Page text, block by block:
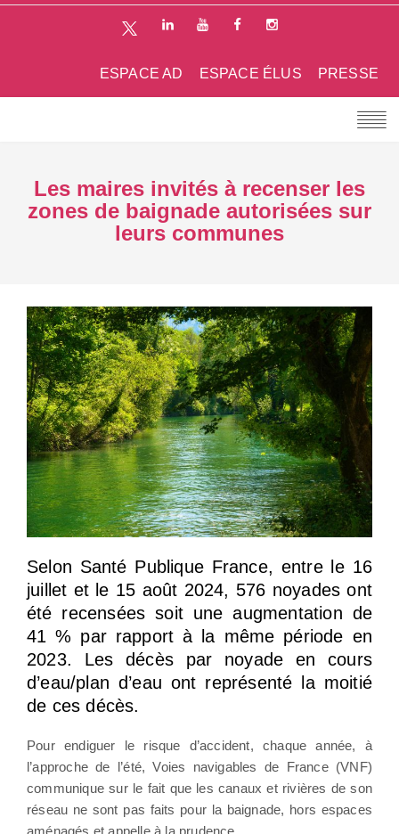
PRESSE
ESPACE ÉLUS
ESPACE AD
Les maires invités à recenser les
zones de baignade autorisées sur
leurs communes
Selon Santé Publique France, entre le 16
juillet et le 15 août 2024, 576 noyades ont
été recensées soit une augmentation de
41 % par rapport à la même période en
2023. Les décès par noyade en cours
d’eau/plan d’eau ont représenté la moitié
de ces décès.
Pour endiguer le risque d’accident, chaque année, à
l’approche de l’été, Voies navigables de France (VNF)
communique sur le fait que les canaux et rivières de son
réseau ne sont pas faits pour la baignade, hors espaces
aménagés et appelle à la prudence.